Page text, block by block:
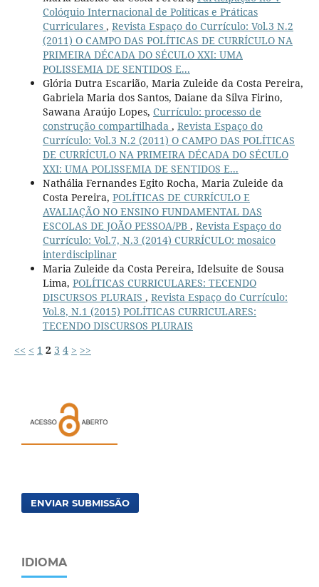
Colóquio Internacional de Políticas e Práticas
Curriculares , Revista Espaço do Currículo: Vol.3 N.2
(2011) O CAMPO DAS POLÍTICAS DE CURRÍCULO NA
PRIMEIRA DÉCADA DO SÉCULO XXI: UMA
POLISSEMIA DE SENTIDOS E...
Glória Dutra Escarião, Maria Zuleide da Costa Pereira,
Gabriela Maria dos Santos, Daiane da Silva Firino,
Sawana Araújo Lopes, Currículo: processo de
construção compartilhada , Revista Espaço do
Currículo: Vol.3 N.2 (2011) O CAMPO DAS POLÍTICAS
DE CURRÍCULO NA PRIMEIRA DÉCADA DO SÉCULO
XXI: UMA POLISSEMIA DE SENTIDOS E...
Nathália Fernandes Egito Rocha, Maria Zuleide da
Costa Pereira, POLÍTICAS DE CURRÍCULO E
AVALIAÇÃO NO ENSINO FUNDAMENTAL DAS
ESCOLAS DE JOÃO PESSOA/PB , Revista Espaço do
Currículo: Vol.7, N.3 (2014) CURRÍCULO: mosaico
interdisciplinar
Maria Zuleide da Costa Pereira, Idelsuite de Sousa
Lima, POLÍTICAS CURRICULARES: TECENDO
DISCURSOS PLURAIS , Revista Espaço do Currículo:
Vol.8, N.1 (2015) POLÍTICAS CURRICULARES:
TECENDO DISCURSOS PLURAIS
<< < 1 2 3 4 > >>
ENVIAR SUBMISSÃO
IDIOMA